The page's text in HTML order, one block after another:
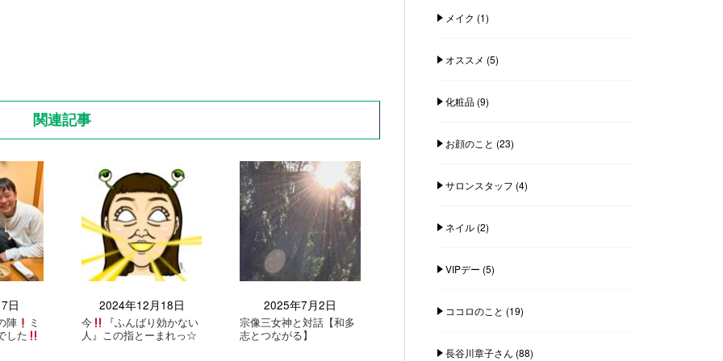
関連記事
日
陣
ミ
した
2024年12月18日
今
『ふんばり効かない
人』この指とーまれっ☆
2025年7月2日
宗像三女神と対話【和多
志とつながる】
メイク (1)
オススメ (5)
化粧品(9)
お顔のこと (23)
サロンスタッフ (4)
ネイル(2)
VIPデー (5)
ココロのこと (19)
長谷川章子さん (88)